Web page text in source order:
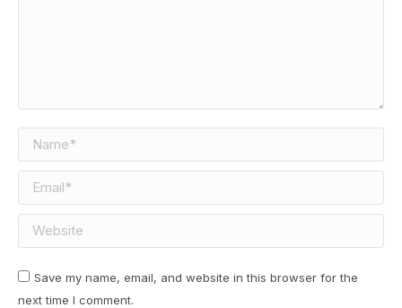
Name *
Email *
Website
Save my name, email, and website in this browser for the
next time I comment.